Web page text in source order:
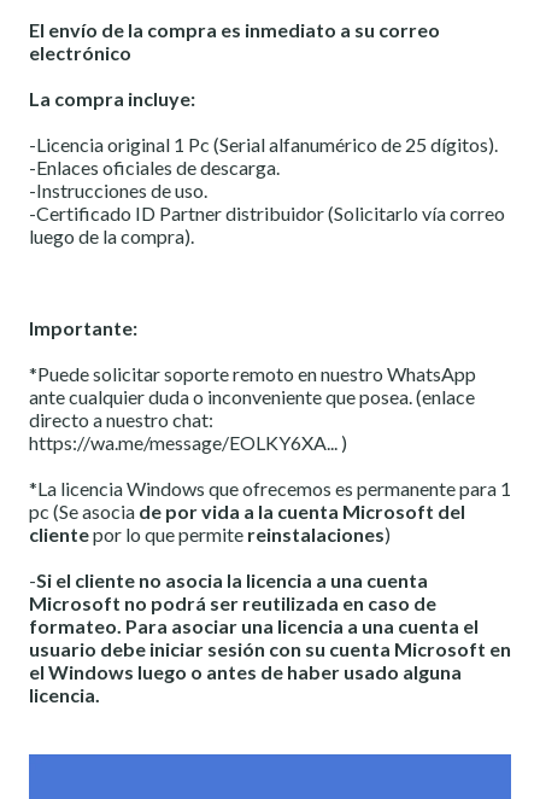
El envío de la compra es inmediato a su correo
electrónico
La compra incluye:
-Licencia original 1 Pc (Serial alfanumérico de 25 dígitos).
-Enlaces oficiales de descarga.
-Instrucciones de uso.
-Certificado ID Partner distribuidor (Solicitarlo vía correo
luego de la compra).
Importante:
*Puede solicitar soporte remoto en nuestro WhatsApp
ante cualquier duda o inconveniente que posea. (enlace
directo a nuestro chat:
https://wa.me/message/EOLKY6XA... )
*La licencia Windows que ofrecemos es permanente para 1
pc (Se asocia de por vida a la cuenta Microsoft del
clientepor lo que permite reinstalaciones)
-Si el cliente no asocia la licencia a una cuenta
Microsoft no podrá ser reutilizada en caso de
formateo. Para asociar una licencia a una cuenta el
usuario debe iniciar sesión con su cuenta Microsoft en
el Windows luego o antes de haber usado alguna
licencia.